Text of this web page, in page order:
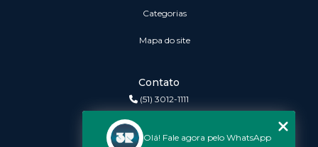
Categorias
Mapa do site
Contato
(51) 3012-1111
Olá! Fale agora pelo WhatsApp